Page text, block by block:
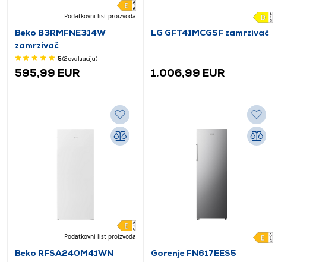
Podatkovni list proizvoda
Beko B3RMFNE314W
zamrzivač
5(2evaluacija)
595,99 EUR
LG GFT41MCGSF zamrzivač
1.006,99 EUR
Podatkovni list proizvoda
Beko RFSA240M41WN
Gorenje FN617EES5